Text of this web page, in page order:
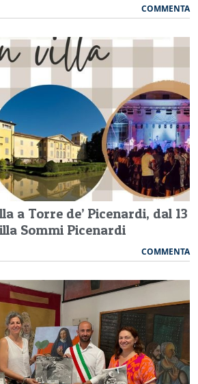
COMMENTA
a Torre de’ Picenardi, dal 13
Sommi Picenardi
COMMENTA